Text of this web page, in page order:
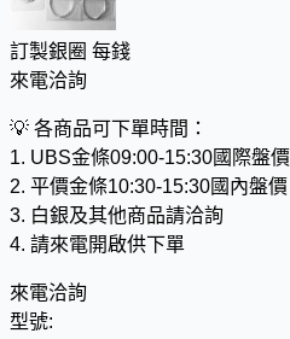
訂製銀圈 每錢
來電洽詢
💡 各商品可下單時間：
1. UBS金條09:00-15:30國際盤價
2. 平價金條10:30-15:30國內盤價
3. 白銀及其他商品請洽詢
4. 請來電開啟供下單
來電洽詢
型號: